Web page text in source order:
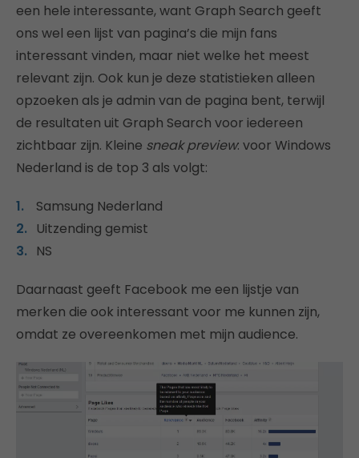
een hele interessante, want Graph Search geeft
ons wel een lijst van pagina’s die mijn fans
interessant vinden, maar niet welke het meest
relevant zijn. Ook kun je deze statistieken alleen
opzoeken als je admin van de pagina bent, terwijl
de resultaten uit Graph Search voor iedereen
zichtbaar zijn. Kleine sneak preview: voor Windows
Nederland is de top 3 als volgt:
Samsung Nederland
Uitzending gemist
NS
Daarnaast geeft Facebook me een lijstje van
merken die ook interessant voor me kunnen zijn,
omdat ze overeenkomen met mijn audience.